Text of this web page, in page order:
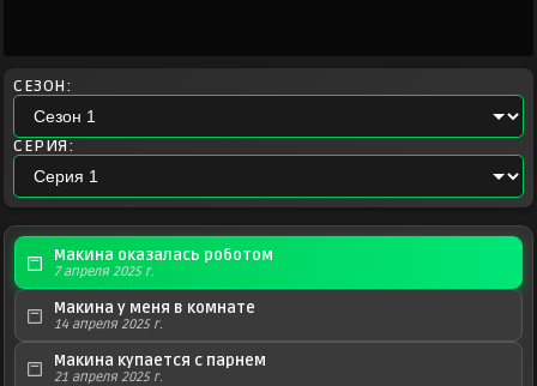
СЕЗОН:
СЕРИЯ:
Макина оказалась роботом
7 апреля 2025 г.
Макина у меня в комнате
14 апреля 2025 г.
Макина купается с парнем
21 апреля 2025 г.